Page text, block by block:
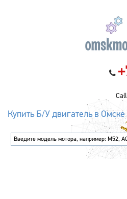
Купить Б/У двигатель в Омске